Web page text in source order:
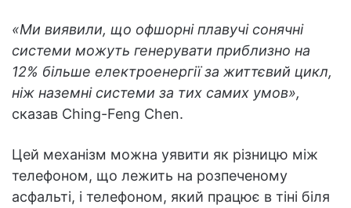
«Ми виявили, що офшорні плавучі сонячні
системи можуть генерувати приблизно на
12% більше електроенергії за життєвий цикл,
ніж наземні системи за тих самих умов»,
сказав Ching-Feng Chen.
Цей механізм можна уявити як різницю між
телефоном, що лежить на розпеченому
асфальті, і телефоном, який працює в тіні біля